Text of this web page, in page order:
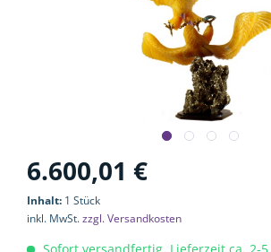
6.600,01 €
Inhalt: 1 Stück
inkl. MwSt.zzgl. Versandkosten